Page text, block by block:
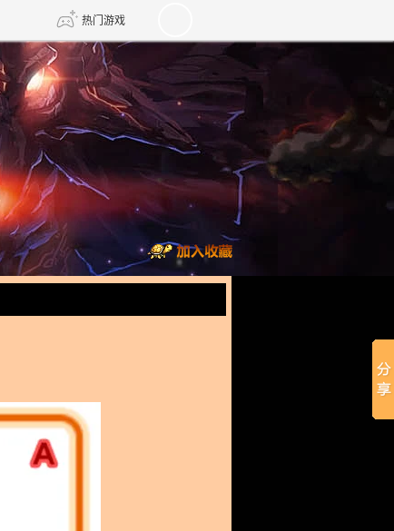
热门游戏
DNF 传奇4
剑网3旗舰版 新天龙八部
诛仙世界 仙剑世界